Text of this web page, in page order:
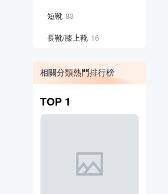
短靴 83
長靴/膝上靴 16
相關分類熱門排行榜
TOP 1